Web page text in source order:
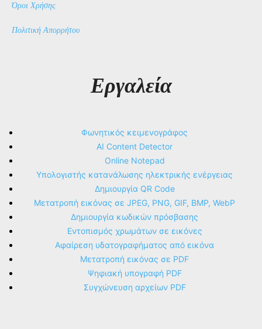
Όροι Χρήσης
Πολιτική Απορρήτου
Εργαλεία
Φωνητικός κειμενογράφος
AI Content Detector
Online Notepad
Υπολογιστής κατανάλωσης ηλεκτρικής ενέργειας
Δημιουργία QR Code
Μετατροπή εικόνας σε JPEG, PNG, GIF, BMP, WebP
Δημιουργία κωδικών πρόσβασης
Εντοπισμός χρωμάτων σε εικόνες
Αφαίρεση υδατογραφήματος από εικόνα
Μετατροπή εικόνας σε PDF
Ψηφιακή υπογραφή PDF
Συγχώνευση αρχείων PDF